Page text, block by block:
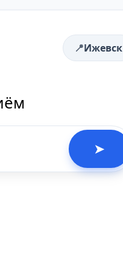
Ижевск
➤